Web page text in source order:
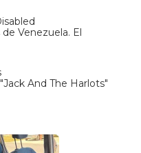
Venezuela. El
And The Harlots"